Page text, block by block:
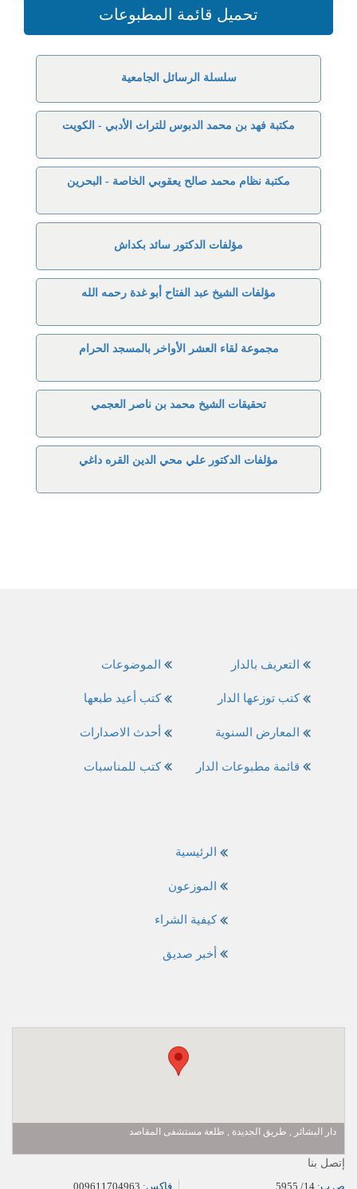
تحميل قائمة المطبوعات
سلسلة الرسائل الجامعية
مكتبة فهد بن محمد الدبوس للتراث الأدبي - الكويت
مكتبة نظام محمد صالح يعقوبي الخاصة - البحرين
مؤلفات الدكتور سائد بكداش
مؤلفات الشيخ عبد الفتاح أبو غدة رحمه الله
مجموعة لقاء العشر الأواخر بالمسجد الحرام
تحقيقات الشيخ محمد بن ناصر العجمي
مؤلفات الدكتور علي محي الدين القره داغي
الموضوعات
كتب أعيد طبعها
أحدث الاصدارات
كتب للمناسبات
التعريف بالدار
كتب توزعها الدار
المعارض السنوية
قائمة مطبوعات الدار
الرئيسية
الموزعون
كيفية الشراء
أخبر صديق
دار البشائر , طريق الجديدة , طلعة مستشفى المقاصد
إتصل بنا
ص.ب:
فاكس: